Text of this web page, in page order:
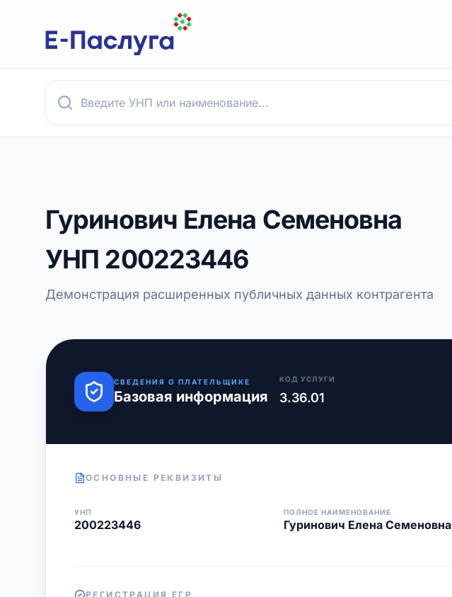
Гуринович Елена Семеновна
УНП 200223446
Демонстрация расширенных публичных данных контрагента
СВЕДЕНИЯ О ПЛАТЕЛЬЩИКЕ
Базовая информация
КОД УСЛУГИ
3.36.01
ОСНОВНЫЕ РЕКВИЗИТЫ
УНП
200223446
ПОЛНОЕ НАИМЕНОВАНИЕ
Гуринович Елена Семеновна
РЕГИСТРАЦИЯ ЕГР